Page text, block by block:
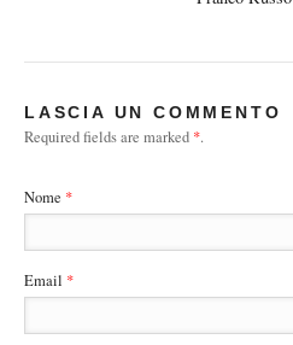
LASCIA UN COMMENTO
Required fields are marked *.
Nome *
Email *